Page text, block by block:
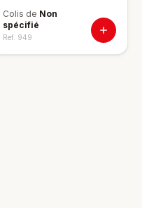
Colis de Non
spécifié
Ref. 949